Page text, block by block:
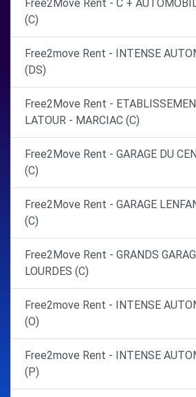
Free2Move Rent - C +
(C)
Free2move Rent - INTENSE
(DS)
Free2Move Rent -
LATOUR - MARCIAC (C)
Free2Move Rent - GARAGE DU
(C)
Free2Move Rent - GARAGE
(C)
Free2Move Rent - GRANDS
LOURDES (C)
Free2move Rent - INTENSE
(O)
Free2move Rent - INTENSE
(P)